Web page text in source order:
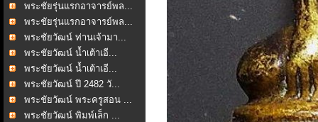
พระชัยรุ่นแรกอาจารย์พล...
พระชัยรุ่นแรกอาจารย์พล...
พระชัยวัฒน์ ท่านเจ้ามา...
พระชัยวัฒน์ น้ำเต้าเอี...
พระชัยวัฒน์ น้ำเต้าเอี...
พระชัยวัฒน์ ปี 2482 วั...
พระชัยวัฒน์ พระครูสอน ...
พระชัยวัฒน์ พิมพ์เล็ก ...